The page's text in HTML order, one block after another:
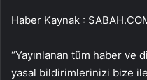
Haber Kaynak :
“Yayınlanan tüm haber
yasal bildirimlerinizi bize